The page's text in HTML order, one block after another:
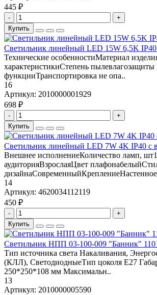
445 ₽
-
+
Купить
Светильник линейный LED 15W 6,5K
Технические особенностиМатериал
характеристикиСтепень
функцииТранспортировка не опа..
16
Артикул: 2010000001929
698 ₽
-
+
Купить
Светильник линейный LED 7W 4K IP40 с
Внешнее исполнениеКоличество ламп,
аудиторияВзрослаяЦвет
14
Артикул: 4620034112119
450 ₽
-
+
Купить
Светильник НПП 03-100-009 "Банник"
Тип источника света Накаливания,
(КЛЛ), СветодиодныеТип цоколя Е27
250*250*108 мм Максимальн..
13
Артикул: 2010000005590